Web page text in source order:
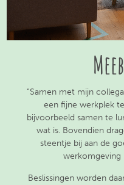
“Samen met mijn
een fijne werkplek
bijvoorbeeld samen te
wat is. Bovendien
steentje bij aan de
werkomgeving
Beslissingen worden